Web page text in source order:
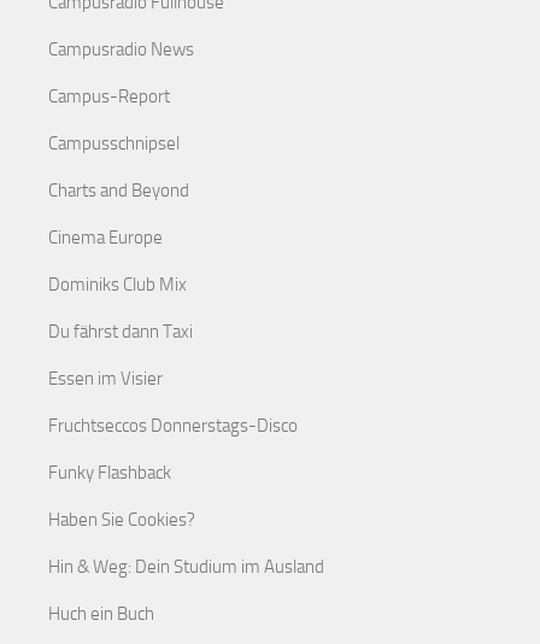
Campusradio News
Campus-Report
Campusschnipsel
Charts and Beyond
Cinema Europe
Dominiks Club Mix
Du fährst dann Taxi
Essen im Visier
Fruchtseccos Donnerstags-Disco
Funky Flashback
Haben Sie Cookies?
Hin & Weg: Dein Studium im Ausland
Huch ein Buch